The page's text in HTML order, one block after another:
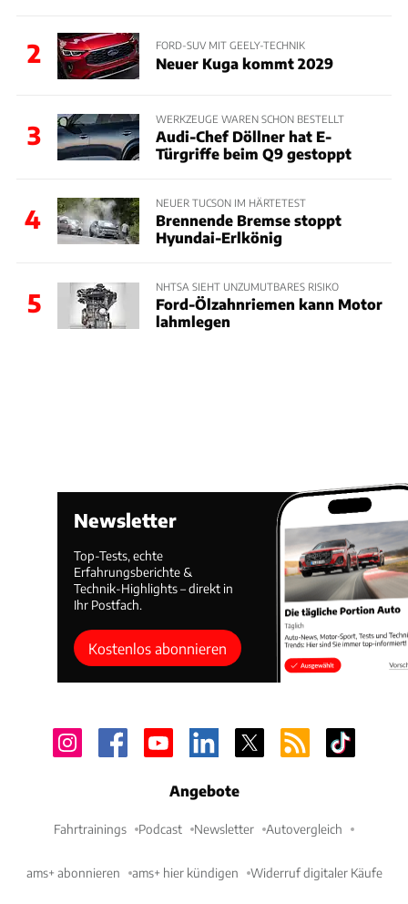
2 FORD-SUV MIT GEELY-TECHNIK
Neuer Kuga kommt 2029
3
WERKZEUGE WAREN SCHON BESTELLT
Audi-Chef Döllner hat E-
Türgriffe beim Q9 gestoppt
4
NEUER TUCSON IM HÄRTETEST
Brennende Bremse stoppt
Hyundai-Erlkönig
5
NHTSA SIEHT UNZUMUTBARES RISIKO
Ford-Ölzahnriemen kann Motor
lahmlegen
Newsletter
Top-Tests, echte
Erfahrungsberichte &
Technik-Highlights – direkt in
Ihr Postfach.
Kostenlos abonnieren
Angebote
Fahrtrainings Podcast Newsletter Autovergleich
ams+ abonnieren ams+ hier kündigen Widerruf digitaler Käufe